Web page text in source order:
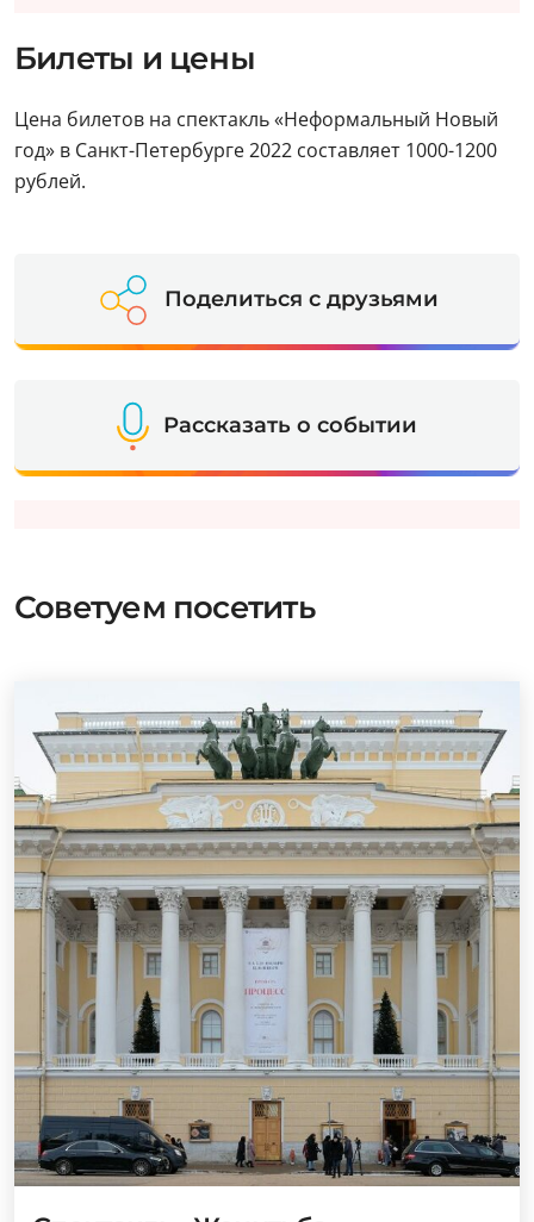
Билеты и цены
Цена билетов на спектакль «Неформальный Новый
год» в Санкт-Петербурге 2022 составляет 1000-1200
рублей.
Поделиться с друзьями
Рассказать о событии
Советуем посетить